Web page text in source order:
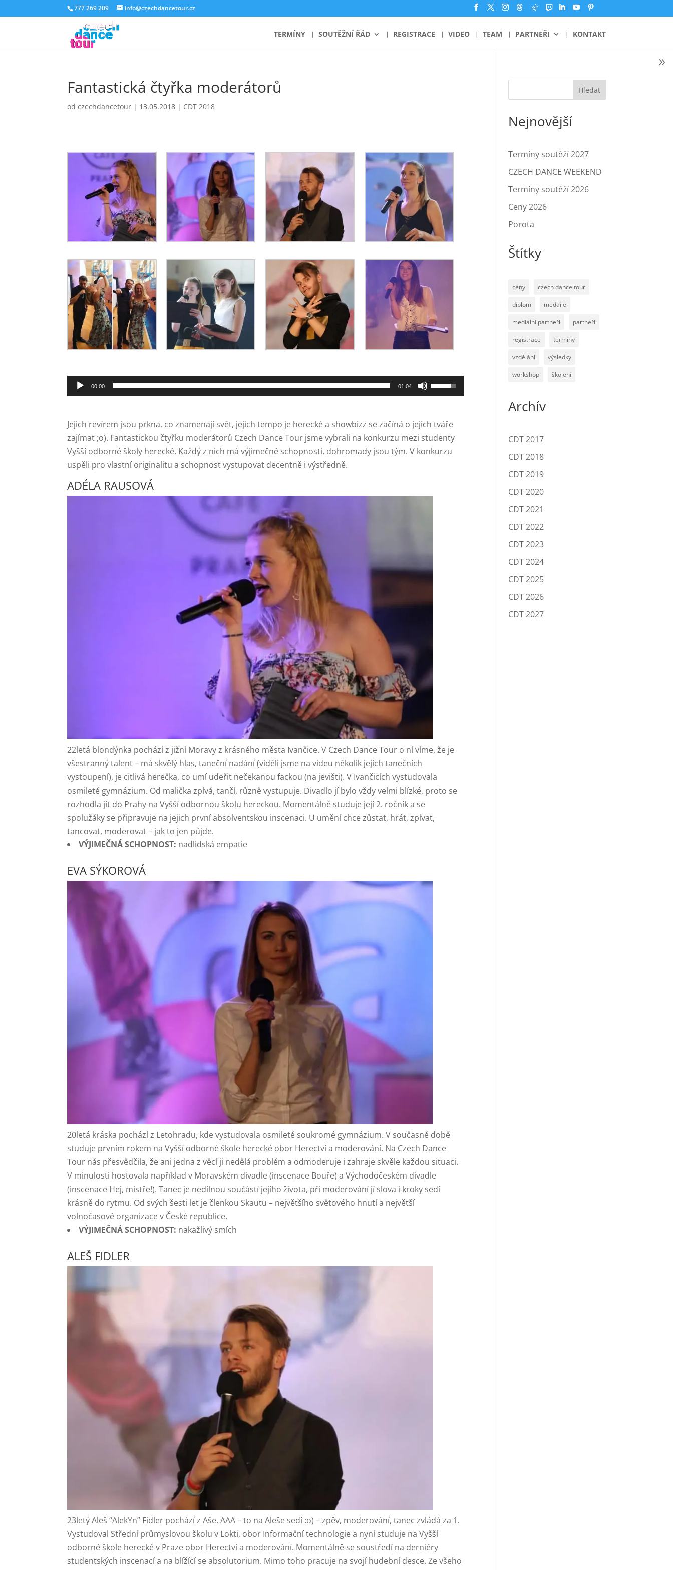
777 269 209 info@czechdancetour.cz
TERMÍNY SOUTĚŽNÍ ŘÁD REGISTRACE VIDEO TEAM PARTNEŘI KONTAKT
Fantastická čtyřka moderátorů
odczechdancetour | 13.05.2018 | CDT 2018
Audio
přehrávač
00:00 01:04
Použitím
šipek
zvýšíte
nebo
snížíte
Jejich revírem jsou prkna, co znamenají svět, jejich tempo je herecké a showbizz se začíná o jejich tváře
zajímat ;o). Fantastickou čtyřku moderátorů Czech Dance Tour jsme vybrali na konkurzu mezi studenty
Vyšší odborné školy herecké. Každý z nich má výjimečné schopnosti, dohromady jsou tým. V konkurzu
uspěli pro vlastní originalitu a schopnost vystupovat decentně i výstředně.
ADÉLA RAUSOVÁ
22letá blondýnka pochází z jižní Moravy z krásného města Ivančice. V Czech Dance Tour o ní víme, že je
všestranný talent – má skvělý hlas, taneční nadání (viděli jsme na videu několik jejích tanečních
vystoupení), je citlivá herečka, co umí udeřit nečekanou fackou (na jevišti). V Ivančicích vystudovala
osmileté gymnázium. Od malička zpívá, tančí, různě vystupuje. Divadlo jí bylo vždy velmi blízké, proto se
rozhodla jít do Prahy na Vyšší odbornou školu hereckou. Momentálně studuje její 2. ročník a se
spolužáky se připravuje na jejich první absolventskou inscenaci. U umění chce zůstat, hrát, zpívat,
tancovat, moderovat – jak to jen půjde.
VÝJIMEČNÁ SCHOPNOST: nadlidská empatie
EVA SÝKOROVÁ
20letá kráska pochází z Letohradu, kde vystudovala osmileté soukromé gymnázium. V současné době
studuje prvním rokem na Vyšší odborné škole herecké obor Herectví a moderování. Na Czech Dance
Tour nás přesvědčila, že ani jedna z věcí ji nedělá problém a odmoderuje i zahraje skvěle každou situaci.
V minulosti hostovala například v Moravském divadle (inscenace Bouře) a Východočeském divadle
(inscenace Hej, mistře!). Tanec je nedílnou součástí jejího života, při moderování jí slova i kroky sedí
krásně do rytmu. Od svých šesti let je členkou Skautu – největšího světového hnutí a největší
volnočasové organizace v České republice.
VÝJIMEČNÁ SCHOPNOST: nakažlivý smích
ALEŠ FIDLER
23letý Aleš “AlekYn” Fidler pochází z Aše. AAA – to na Aleše sedí :o) – zpěv, moderování, tanec zvládá za 1.
Vystudoval Střední průmyslovou školu v Lokti, obor Informační technologie a nyní studuje na Vyšší
odborné škole herecké v Praze obor Herectví a moderování. Momentálně se soustředí na derniéry
studentských inscenací a na blížící se absolutorium. Mimo toho pracuje na svojí hudební desce. Ze všeho
Hledat
Nejnovější
Termíny soutěží 2027
CZECH DANCE WEEKEND
Termíny soutěží 2026
Ceny 2026
Porota
Štítky
ceny czech dance tour
diplom medaile
mediální partneři partneři
registrace termíny
vzdělání výsledky
workshop školení
Archív
CDT 2017
CDT 2018
CDT 2019
CDT 2020
CDT 2021
CDT 2022
CDT 2023
CDT 2024
CDT 2025
CDT 2026
CDT 2027